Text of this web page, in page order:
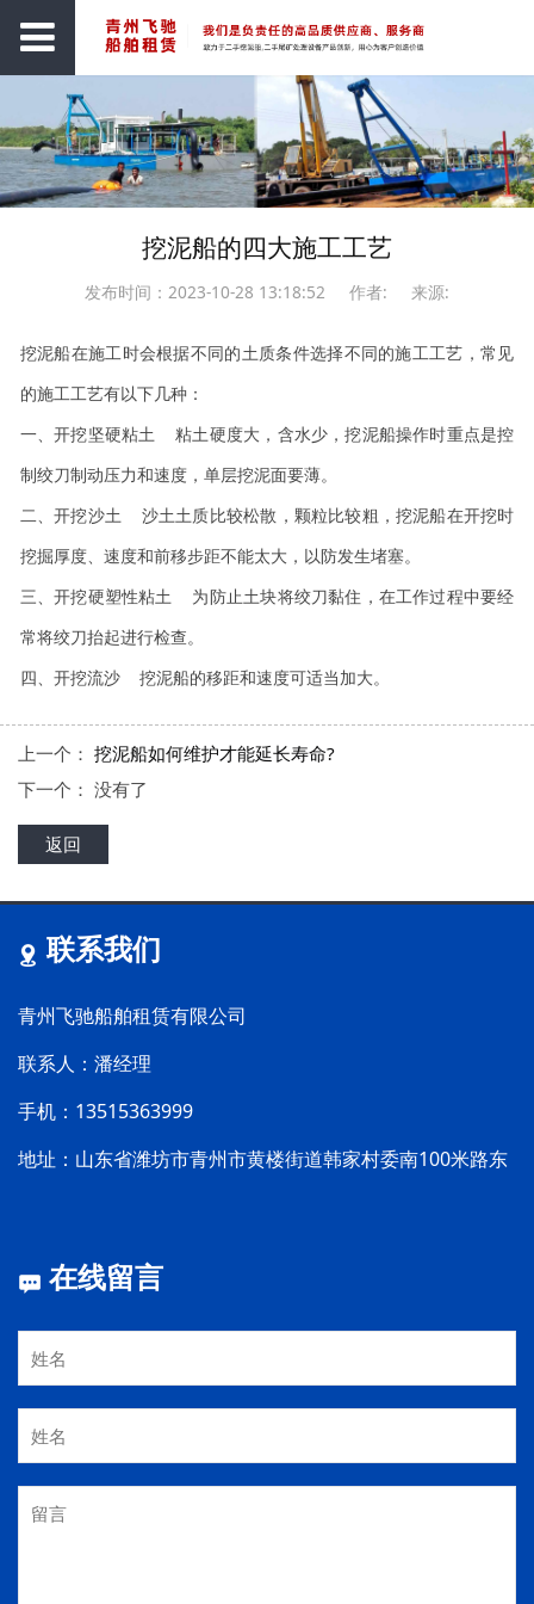
挖泥船的四大施工工艺
发布时间：2023-10-28 13:18:52 作者: 来源:
挖泥船在施工时会根据不同的土质条件选择不同的施工工艺，常见
的施工工艺有以下几种：
一、开挖坚硬粘土 粘土硬度大，含水少，挖泥船操作时重点是控
制绞刀制动压力和速度，单层挖泥面要薄。
二、开挖沙土 沙土土质比较松散，颗粒比较粗，挖泥船在开挖时
挖掘厚度、速度和前移步距不能太大，以防发生堵塞。
三、开挖硬塑性粘土 为防止土块将绞刀黏住，在工作过程中要经
常将绞刀抬起进行检查。
四、开挖流沙 挖泥船的移距和速度可适当加大。
上一个：挖泥船如何维护才能延长寿命?
下一个： 没有了
返回
联系我们
青州飞驰船舶租赁有限公司
联系人：潘经理
手机：13515363999
地址：山东省潍坊市青州市黄楼街道韩家村委南100米路东
在线留言